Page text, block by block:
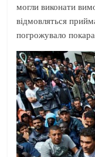
могли виконати
відмовляться
погрожувало